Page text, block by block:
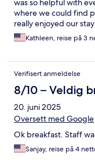
was so helpful with
where we could find
really enjoyed our
Kathleen, reise på 3
Verifisert anmeldelse
8/10 – Veldig
20. juni 2025
Oversett med Google
Ok breakfast. Staff
Sanjay, reise på 4